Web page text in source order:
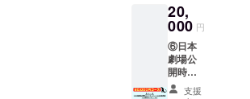
① 支援
者様お
名前入
りお礼
メッ
セージ
動画 支
加人数
によっ
て都内
での会
場を選
定する
ため、
20,
000 円
⑥日本
劇場公
開時の
エンド
支援